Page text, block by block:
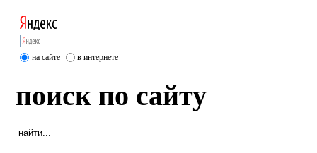
на сайте в интернете
поиск по сайту